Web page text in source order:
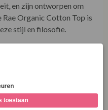
en zijn ontworpen om
Organic Cotton Top is
stijl en filosofie.